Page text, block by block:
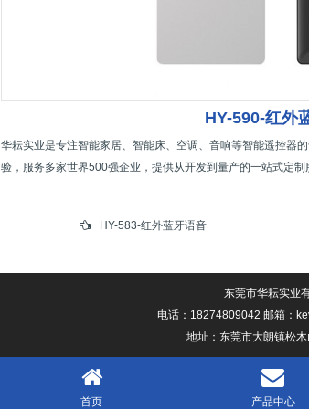
HY-590-红外
华耘实业是专注智能家居、智能床、空调、音响等智能遥控器
验，服务多家世界500强企业，提供从开发到量产的一站式定制
HY-583-红外蓝牙语音
东莞市华耘实业
电话：18274809042 邮箱：
地址：东莞市大朗镇松
首页 产品中心